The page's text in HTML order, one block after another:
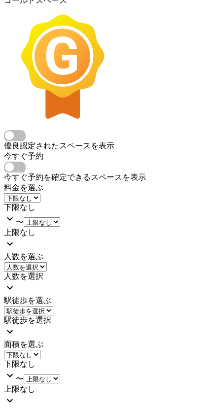
優良認定されたスペースを表示
今すぐ予約
今すぐ予約を確定できるスペースを表示
料金を選ぶ
下限なし
〜
上限なし
人数を選ぶ
人数を選択
駅徒歩を選ぶ
駅徒歩を選択
面積を選ぶ
下限なし
〜
上限なし